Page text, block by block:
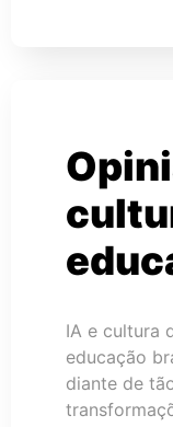
IA e cultura
educação
diante de